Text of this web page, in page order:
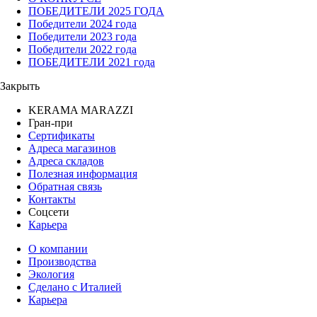
ПОБЕДИТЕЛИ 2025 ГОДА
Победители 2024 года
Победители 2023 года
Победители 2022 года
ПОБЕДИТЕЛИ 2021 года
Закрыть
KERAMA MARAZZI
Гран-при
Сертификаты
Адреса магазинов
Адреса складов
Полезная информация
Обратная связь
Контакты
Соцсети
Карьера
О компании
Производства
Экология
Сделано с Италией
Карьера